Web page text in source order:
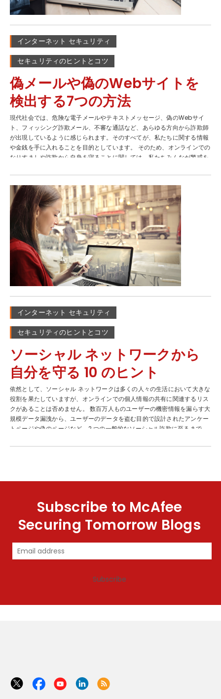
情報が早急に必要であると言ってきます。この問題とは彼らがでっち上げ
たもので、実際には存在しません。そこには明らかな兆候があります。応
答したり、行動を取る前に、一呼吸置いて実際に起きていることを把握す
るようにしてください。 ヒントをもとに自動音声通話を回避して阻止する
迷惑電話がどんな形であれ、自分自身の身を守り、このような詐欺電話を
撃退するために実行できることがあります。ここでご紹介する5つのヒン
トを参考にしてみてください。 1) 発信者番号を注意深く確認する: おそら
詐欺師はなりすましを得意とすることに注意してください。市内通話のよ
うに表示して電話をかけたり、馴染みのある番号のように表示したりする
ことができます。不意を突かれて迷惑電話に出てしまった場合は、すぐに
電話を切るようにしてください。不明な電話番号からかかってきた場合
は、留守番電話につなぐようにしましょう。通話の正当性を確認するため
に電話に出てしまうと、有効な回線があることを詐欺師に把握させてしま
う可能性があります。その結果、今後さらなる迷惑電話がかかってくるこ
とになりかねません。 2) 不明な番号からの着信に応答しない: ここでは、
は、銀行や企業からの緊急のお知らせのようです。内容をさらに詳しく確
書、またはWebサイトに記載されているカスタマーサービスの正規の電話
番号を使用して、自分の状況を確認するようにしてください。電話に表示
された番号や留守番電話に残された番号にかけ直すことは、詐欺師の策略
にはまることになりかねません。 3) 圧力に屈しない: このように、詐欺師
はよく他人になりすまし、税金、銀行口座、銀行の明細書に何か問題があ
ると言ってきます。詐欺師の中にはかなり説得力のある者もいるため、話
の内容やアプローチに不安を感じる場合は、電話を切り、前述のように銀
行や企業に確認するようにしてください。いずれにせよ、圧力や脅しの策
略には注意を払い、個人情報は他人には言わないようにしましょう。 4)...
インターネット セキュリティ
セキュリティのヒントとコツ
偽メールや偽のWebサイトを
検出する7つの方法
現代社会では、危険な電子メールやテキストメッセージ、偽のWebサイ
ト、フィッシング詐欺メール、不審な通話など、あらゆる方向から詐欺師
が出現しているように感じられます。そのすべてが、私たちに関する情報
や金銭を手に入れることを目的としています。 そのため、オンラインでの
なりすましや詐欺から自身を守ることに関しては、私たちみんなが警戒を
やメッセージを見分ける方法 不正な URL がないかを確認する。 銀行や有
名なECサイトなどの特定のWebサイトにアクセスしようとして、URLが若
干異なるサイトが表示された場合、これは偽のサイトであることを示す明
らかな兆候です。 詐欺を働こうとする犯罪者は模倣サイトを作成すること
で、模倣サイトと気付かずにユーザーが個人情報や支払情報を入力するこ
とを期待しています。このようなことから自身を守るには、いくつかの方
法があります。 コンピューターで操作している場合は、マウスをリンク
の上に置くと、ステータスバーにリンクURLのプレビューが表示されま
す。 次に、リンク先のサイトが正規の URL と一致するかどうかを確認し
ます。 たとえば、「North Bank」から電子メールを受信したとします。
そのリンクが www.northbank.com ではなく、www.banking-
north.com のようなものに移動する場合は、クリックしないでくださ
い。 モバイル デバイスで操作している場合は、クリックする前にリンク
プレビューを使用して実際の...
インターネット セキュリティ
セキュリティのヒントとコツ
ソーシャル ネットワークから
自分を守る 10 のヒント
依然として、ソーシャル ネットワークは多くの人々の生活において大きな
役割を果たしていますが、オンラインでの個人情報の共有に関連するリス
クがあることは否めません。 数百万人ものユーザーの機密情報を漏らす大
規模データ漏洩から、ユーザーのデータを盗む目的で設計されたアンケー
トページや偽のページなど、2 つの一般的なソーシャル詐欺に至るまで、
て私たちが直面する脅威の多くは、詐欺師やサイバー犯罪者によるもので
とが重要です。 それを実現するための10のヒント 投稿は永続的に残るこ
とを心にとどめておく: サイト上に情報を入力すると、その情報は永遠に
残ると前提してください。 アカウントを削除しても、誰かがあなたのテキ
ていたりするかどうかはわかりません。 個人情報は明かさない: オンライ
でください。 ペットの名前など、自分自身の情報を共有することは、ハッ
いと見分けられますか？ 現実世界で知っている「友達」のみ承認するよう
多くの場合、マルウェアを引き起こします。 また、「無料」のオファーに
も注意してください。特に、個人情報を求める調査やクイズに回答する必
Subscribe to McAfee
Securing Tomorrow Blogs
Subscribe